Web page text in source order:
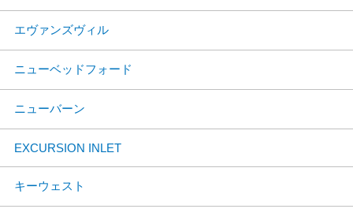
エヴァンズヴィル
ニューベッドフォード
ニューバーン
EXCURSION INLET
キーウェスト